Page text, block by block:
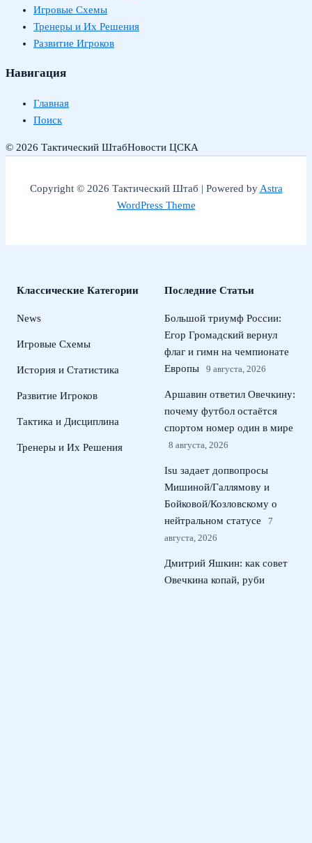
Игровые Схемы
Тренеры и Их Решения
Развитие Игроков
Навигация
Главная
Поиск
© 2026 Тактический ШтабНовости ЦСКА
Copyright © 2026 Тактический Штаб | Powered byAstra
WordPress Theme
Классические Категории
News
Игровые Схемы
История и Статистика
Развитие Игроков
Тактика и Дисциплина
Тренеры и Их Решения
Последние Статьи
Большой триумф России:
Егор Громадский вернул
флаг и гимн на чемпионате
Европы
9 августа, 2026
Аршавин ответил Овечкину:
почему футбол остаётся
спортом номер один в мире
8 августа, 2026
Isu задает допвопросы
Мишиной/Галлямову и
Бойковой/Козловскому о
нейтральном статусе
7
августа, 2026
Дмитрий Яшкин: как совет
Овечкина копай, руби